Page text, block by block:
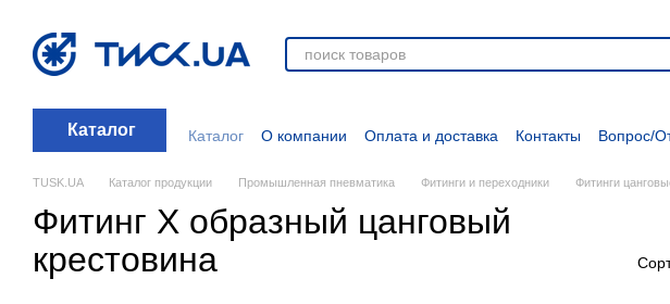
Каталог Каталог О компании Оплата и доставка Контакты Вопрос/
Дополнительные материалы
Блог Политика
TUSK.UA Каталог продукции Промышленная пневматика Фитинги и переходники Фитинги
Фитинг Х образный цанговый
крестовина